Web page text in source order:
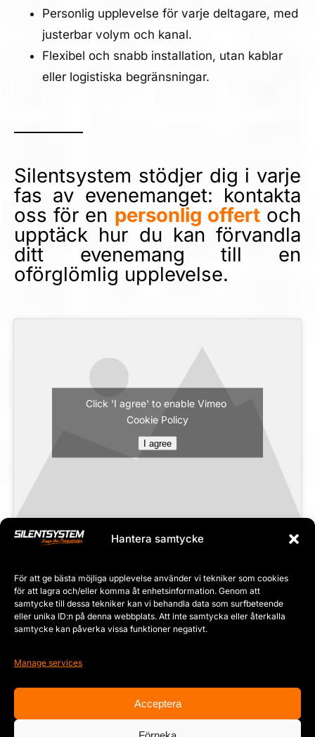
Hantera samtycke
För att ge bästa möjliga upplevelse använder vi tekniker som cookies
för att lagra och/eller komma åt enhetsinformation. Genom att
samtycke till dessa tekniker kan vi behandla data som surfbeteende
eller unika ID:n på denna webbplats. Att inte samtycka eller återkalla
samtycke kan påverka vissa funktioner negativt.
Manage services
Acceptera
Personlig upplevelse för varje deltagare, med
justerbar volym och kanal.
Flexibel och snabb installation, utan kablar
eller logistiska begränsningar.
Click 'I agree' to enable Vimeo
Cookie Policy
I agree
OFFERT
Silentsystem stödjer dig i varje
fas av evenemanget: kontakta
oss för en personlig offertoch
upptäck hur du kan förvandla
ditt evenemang till en
oförglömlig upplevelse.
Copyright © 2012 –2026 | Silentsystem Audio Group Branch Sweden | All Rights Reserved